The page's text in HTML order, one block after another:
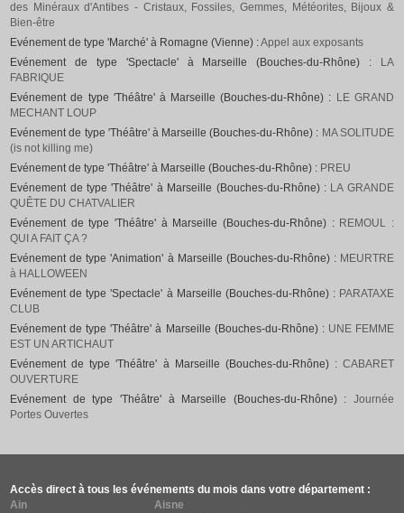
des Minéraux d'Antibes - Cristaux, Fossiles, Gemmes, Météorites, Bijoux &
Bien-être
Evénement de type 'Marché' à Romagne (Vienne) :Appel aux exposants
Evénement de type 'Spectacle' à Marseille (Bouches-du-Rhône) :
LA
FABRIQUE
Evénement de type 'Théâtre' à Marseille (Bouches-du-Rhône) : LE GRAND
MECHANT LOUP
Evénement de type 'Théâtre' à Marseille (Bouches-du-Rhône) : MA SOLITUDE
(is not killing me)
Evénement de type 'Théâtre' à Marseille (Bouches-du-Rhône) : PREU
Evénement de type 'Théâtre' à Marseille (Bouches-du-Rhône) : LA GRANDE
QUÊTE DU CHATVALIER
Evénement de type 'Théâtre' à Marseille (Bouches-du-Rhône) : REMOUL :
QUI A FAIT ÇA ?
Evénement de type 'Animation' à Marseille (Bouches-du-Rhône) : MEURTRE
à HALLOWEEN
Evénement de type 'Spectacle' à Marseille (Bouches-du-Rhône) : PARATAXE
CLUB
Evénement de type 'Théâtre' à Marseille (Bouches-du-Rhône) : UNE FEMME
EST UN ARTICHAUT
Evénement de type 'Théâtre' à Marseille (Bouches-du-Rhône) : CABARET
OUVERTURE
Evénement de type 'Théâtre' à Marseille (Bouches-du-Rhône) : Journée
Portes Ouvertes
Accès direct à tous les événements du mois dans votre département :
Ain
Aisne